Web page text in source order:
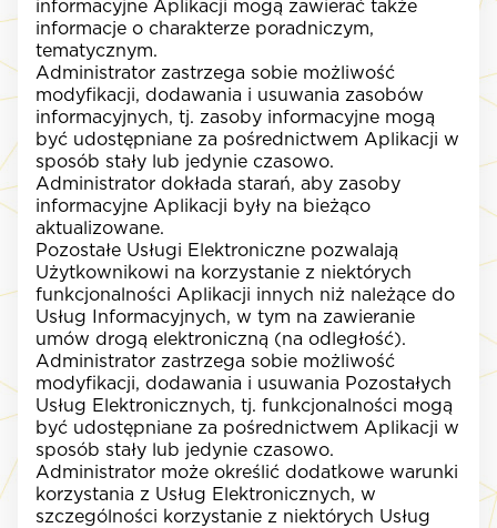
informacyjne Aplikacji mogą zawierać także
informacje o charakterze poradniczym,
tematycznym.
Administrator zastrzega sobie możliwość
modyfikacji, dodawania i usuwania zasobów
informacyjnych, tj. zasoby informacyjne mogą
być udostępniane za pośrednictwem Aplikacji w
sposób stały lub jedynie czasowo.
Administrator dokłada starań, aby zasoby
informacyjne Aplikacji były na bieżąco
aktualizowane.
Pozostałe Usługi Elektroniczne pozwalają
Użytkownikowi na korzystanie z niektórych
funkcjonalności Aplikacji innych niż należące do
Usług Informacyjnych, w tym na zawieranie
umów drogą elektroniczną (na odległość).
Administrator zastrzega sobie możliwość
modyfikacji, dodawania i usuwania Pozostałych
Usług Elektronicznych, tj. funkcjonalności mogą
być udostępniane za pośrednictwem Aplikacji w
sposób stały lub jedynie czasowo.
Administrator może określić dodatkowe warunki
korzystania z Usług Elektronicznych, w
szczególności korzystanie z niektórych Usług